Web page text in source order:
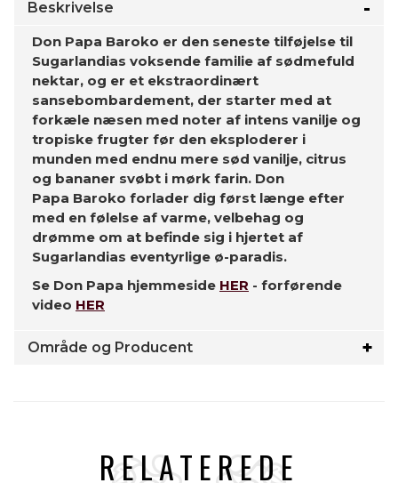
Beskrivelse
Don Papa Baroko er den seneste tilføjelse til
Sugarlandias voksende familie af sødmefuld
nektar, og er et ekstraordinært
sansebombardement, der starter med at
forkæle næsen med noter af intens vanilje og
tropiske frugter før den eksploderer i
munden med endnu mere sød vanilje, citrus
og bananer svøbt i mørk farin. Don
Papa Baroko forlader dig først længe efter
med en følelse af varme, velbehag og
drømme om at befinde sig i hjertet af
Sugarlandias eventyrlige ø-paradis.
Se Don Papa hjemmeside HER - forførende
video HER
Område og Producent
RELATEREDE